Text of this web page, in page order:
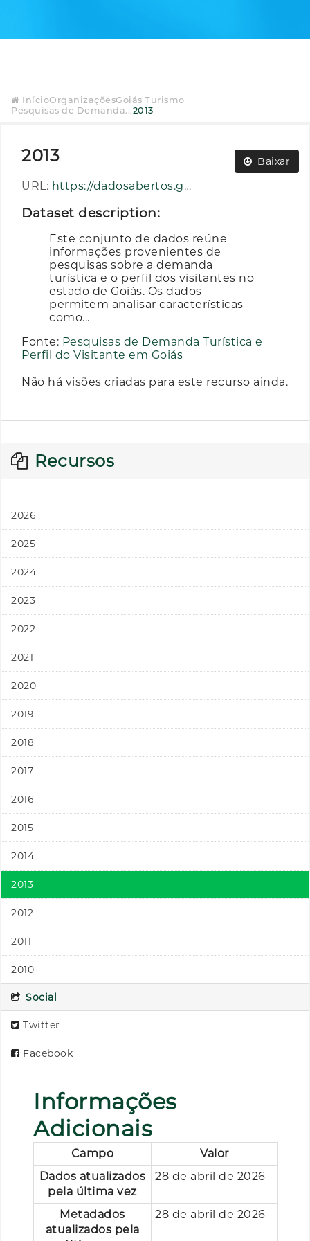
InícioOrganizaçõesGoiás Turismo
Pesquisas de Demanda...2013
Baixar
2013
URL: https://dadosabertos.go.gov.br/dataset/60fb9c92-df7e-4499-b4e5-b190b382085c/resource/585cc227-3abf-4293-b8c6-752729bd1261/download/2013.zip
Dataset description:
Este conjunto de dados reúne
informações provenientes de
pesquisas sobre a demanda
turística e o perfil dos visitantes no
estado de Goiás. Os dados
permitem analisar características
como...
Fonte: Pesquisas de Demanda Turística e
Perfil do Visitante em Goiás
Não há visões criadas para este recurso ainda.
Recursos
2026
2025
2024
2023
2022
2021
2020
2019
2018
2017
2016
2015
2014
2013
2012
2011
2010
Social
Twitter
Facebook
Informações
Adicionais
Campo
Valor
Dados atualizados
pela última vez
28 de abril de 2026
Metadados
atualizados pela
28 de abril de 2026